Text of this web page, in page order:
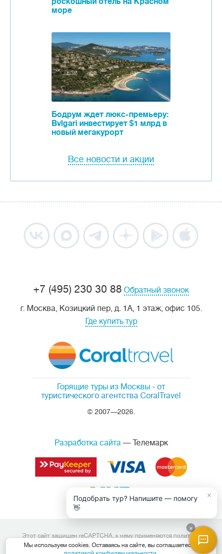
море
Бодрум ждет люкс-премьеру:
Bvlgari инвестирует $1 млрд в
новый мегакурорт
Все новости и акции
Горящие туры из Москвы - от
туристического агентства CoralTravel
© 2007—2026.
+7 (495) 230 30 88 Обратный звонок
г. Москва, Козицкий пер, д. 1А, 1 этаж, офис 105.
Где купить тур
Разработка сайта— Телемарк
Мы используем cookies. Оставаясь на сайте, вы соглашаетесь с
Этот сайт защищен reCAPTCHA, к нему применяются политика
конфиденциальностииусловия обслуживанияGoogle.
Данный интернет сайт носит исключительно информационный
×
Подобрать тур? Напишите — помогу
👋
×